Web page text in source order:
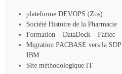
plateforme DEVOPS (Zos)
Société Histoire de la Pharmacie
Formation – DataDock – Fafiec
Migration PACBASE vers la SDP
IBM
Site méthodologique IT